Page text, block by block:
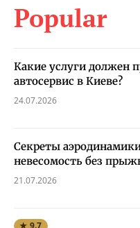
Popular
Какие услуги должен
автосервис в Киеве?
24.07.2026
Секреты
невесомость без
21.07.2026
★ 9.7